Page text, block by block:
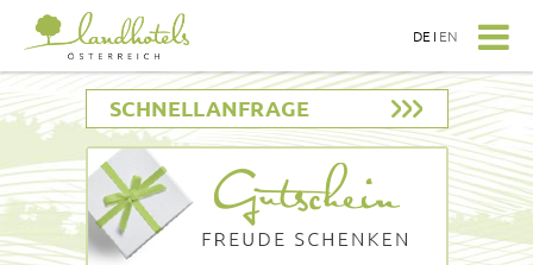
SCHNELLANFRAGE
DE I EN